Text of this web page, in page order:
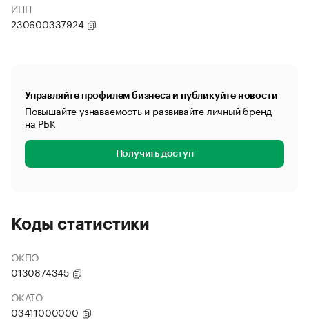
ИНН
230600337924
Управляйте профилем бизнеса и публикуйте новости
Повышайте узнаваемость и развивайте личный бренд
на РБК
Получить доступ
Коды статистики
ОКПО
0130874345
ОКАТО
03411000000